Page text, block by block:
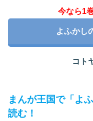
今なら1
よふかし
コト
まんが王国で「よ
読む！